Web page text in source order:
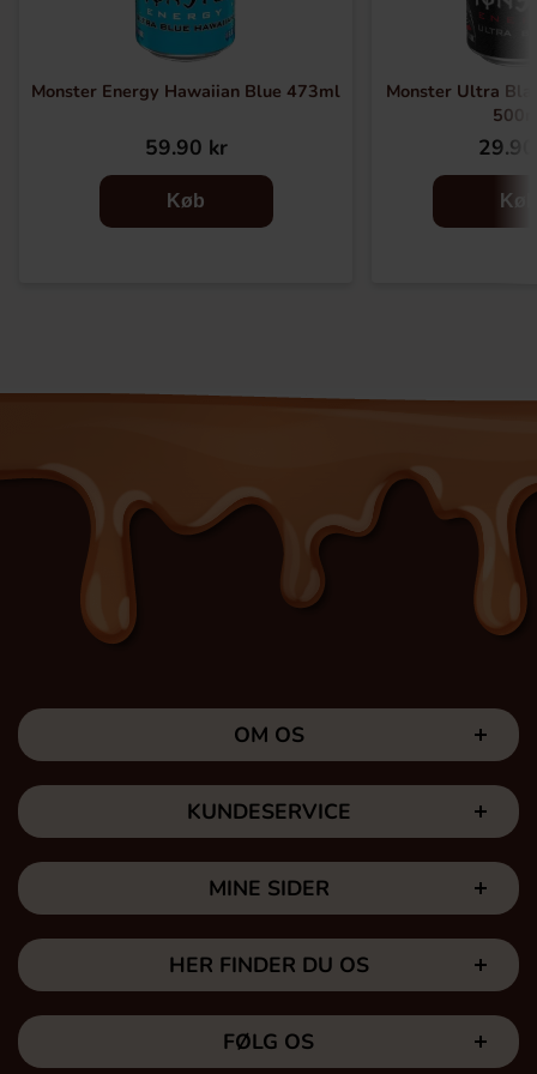
Monster Energy Hawaiian Blue 473ml
59.90 kr
Køb
Monster Ultra
Køb
OM OS
KUNDESERVICE
MINE SIDER
HER FINDER DU OS
FØLG OS